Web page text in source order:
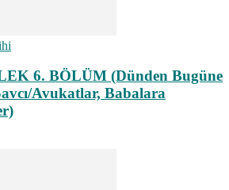
6. BÖLÜM (Dünden Bugüne
Avukatlar, Babalara